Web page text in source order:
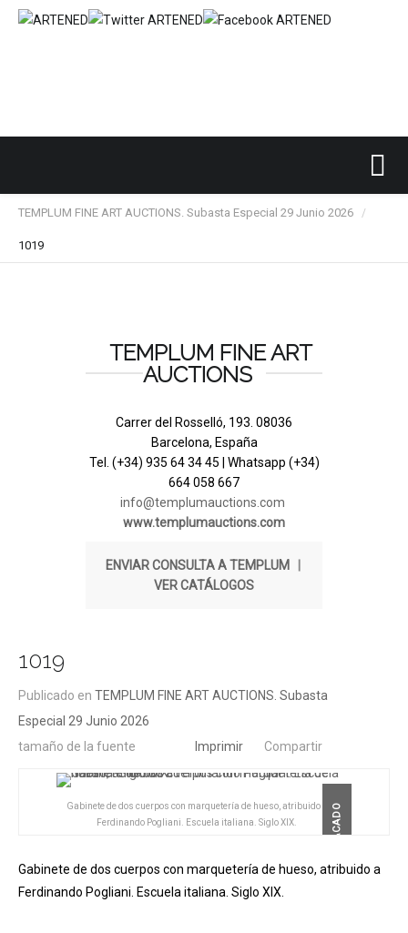
TEMPLUM FINE ART AUCTIONS. Subasta Especial 29 Junio 2026 /
1019
TEMPLUM FINE ART
AUCTIONS
Carrer del Rosselló, 193. 08036
Barcelona, España
Tel. (+34) 935 64 34 45 | Whatsapp (+34)
664 058 667
info@templumauctions.com
www.templumauctions.com
ENVIAR CONSULTA A TEMPLUM
VER CATÁLOGOS
1019
Publicado en TEMPLUM FINE ART AUCTIONS. Subasta
Especial 29 Junio 2026
tamaño de la fuente
Imprimir Compartir
DESTACADO
Gabinete de dos cuerpos con marquetería de hueso, atribuido a
Ferdinando Pogliani. Escuela italiana. Siglo XIX.
Gabinete de dos cuerpos con marquetería de hueso, atribuido a
Ferdinando Pogliani. Escuela italiana. Siglo XIX.